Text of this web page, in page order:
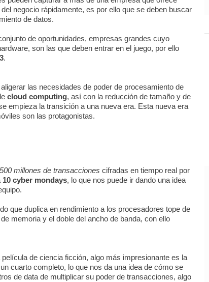
negocio rápidamente, es por ello que se deben buscar
de datos.
de oportunidades, empresas grandes cuyo
son las que deben entrar en el juego, por ello
.
las necesidades de poder de procesamiento de
cloud computing, así con la reducción de tamaño y de
empieza la transición a una nueva era. Esta nueva era
son las protagonistas.
millones de transacciones cifradas en tiempo real por
10 cyber mondays, lo que nos puede ir dando una idea
que duplica en rendimiento a los procesadores tope de
memoria y el doble del ancho de banda, con ello
de ciencia ficción, algo más impresionante es la
cuarto completo, lo que nos da una idea de cómo se
de data de multiplicar su poder de transacciones, algo